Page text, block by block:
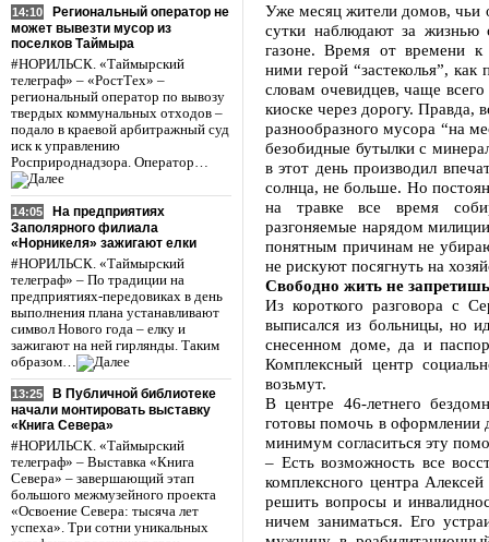
14:10
Региональный оператор не
может вывезти мусор из
поселков Таймыра
#НОРИЛЬСК. «Таймырский
телеграф» – «РостТех» –
региональный оператор по вывозу
твердых коммунальных отходов –
подало в краевой арбитражный суд
иск к управлению
Росприроднадзора. Оператор…
14:05
На предприятиях
Заполярного филиала
«Норникеля» зажигают елки
#НОРИЛЬСК. «Таймырский
телеграф» – По традиции на
предприятиях-передовиках в день
выполнения плана устанавливают
символ Нового года – елку и
зажигают на ней гирлянды. Таким
образом…
13:25
В Публичной библиотеке
начали монтировать выставку
«Книга Севера»
#НОРИЛЬСК. «Таймырский
телеграф» – Выставка «Книга
Севера» – завершающий этап
большого межмузейного проекта
«Освоение Севера: тысяча лет
успеха». Три сотни уникальных
Уже месяц жители домов, чьи
сутки наблюдают за жизнью
газоне. Время от времени к
ними герой “застеколья”,
словам очевидцев, чаще
киоске через дорогу. Правда,
разнообразного мусора “на
безобидные бутылки с
в этот день производил
солнца, не больше. Но
на травке все время
разгоняемые нарядом
понятным причинам не
не рискуют посягнуть на
Свободно жить не запретишь
Из короткого разговора с
выписался из больницы, но
снесенном доме, да и
Комплексный центр
возьмут.
В центре 46-летнего
готовы помочь в оформлении
минимум согласиться эту
– Есть возможность все
комплексного центра
решить вопросы и
ничем заниматься. Его